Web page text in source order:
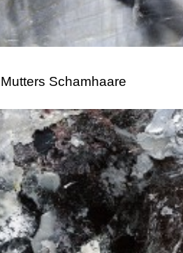
Schamhaare